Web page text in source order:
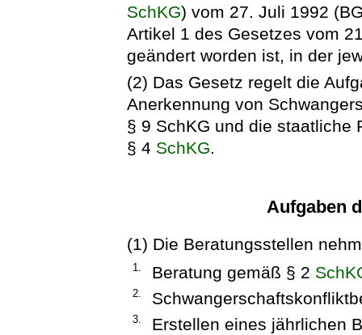
SchKG) vom 27. Juli 1992
Artikel 1 des Gesetzes vom
geändert worden ist, in der
(2) Das Gesetz regelt die
Anerkennung von
§ 9 SchKG und die staatliche
§ 4 SchKG.
Aufgaben
(1) Die Beratungsstellen
1. Beratung gemäß § 2
2.
3. Erstellen eines jährlichen